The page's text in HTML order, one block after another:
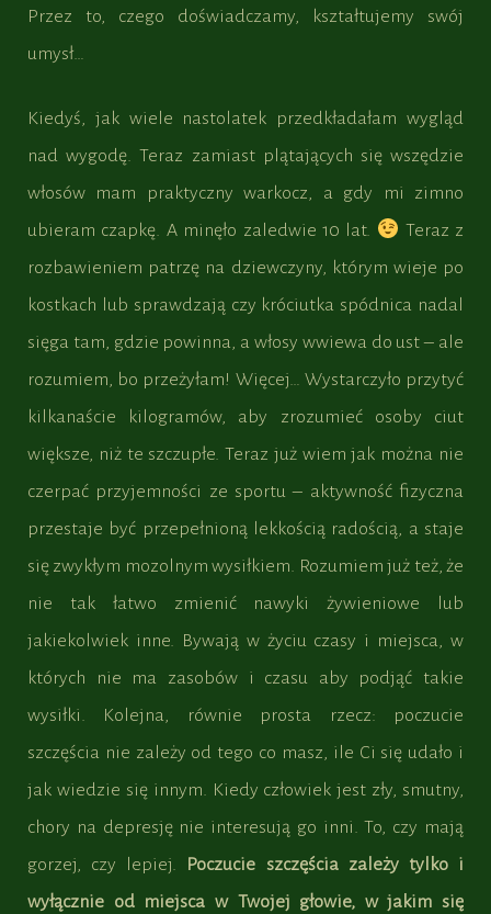
Przez to, czego doświadczamy, kształtujemy swój
umysł…
Kiedyś, jak wiele nastolatek przedkładałam wygląd
nad wygodę. Teraz zamiast plątających się wszędzie
włosów mam praktyczny warkocz, a gdy mi zimno
ubieram czapkę. A minęło zaledwie 10 lat.
Teraz z
rozbawieniem patrzę na dziewczyny, którym wieje po
kostkach lub sprawdzają czy króciutka spódnica nadal
sięga tam, gdzie powinna, a włosy wwiewa do ust – ale
rozumiem, bo przeżyłam! Więcej… Wystarczyło przytyć
kilkanaście kilogramów, aby zrozumieć osoby ciut
większe, niż te szczupłe. Teraz już wiem jak można nie
czerpać przyjemności ze sportu – aktywność fizyczna
przestaje być przepełnioną lekkością radością, a staje
się zwykłym mozolnym wysiłkiem. Rozumiem już też, że
nie tak łatwo zmienić nawyki żywieniowe lub
jakiekolwiek inne. Bywają w życiu czasy i miejsca, w
których nie ma zasobów i czasu aby podjąć takie
wysiłki. Kolejna, równie prosta rzecz: poczucie
szczęścia nie zależy od tego co masz, ile Ci się udało i
jak wiedzie się innym. Kiedy człowiek jest zły, smutny,
chory na depresję nie interesują go inni. To, czy mają
gorzej, czy lepiej. Poczucie szczęścia zależy tylko i
wyłącznie od miejsca w Twojej głowie, w jakim się